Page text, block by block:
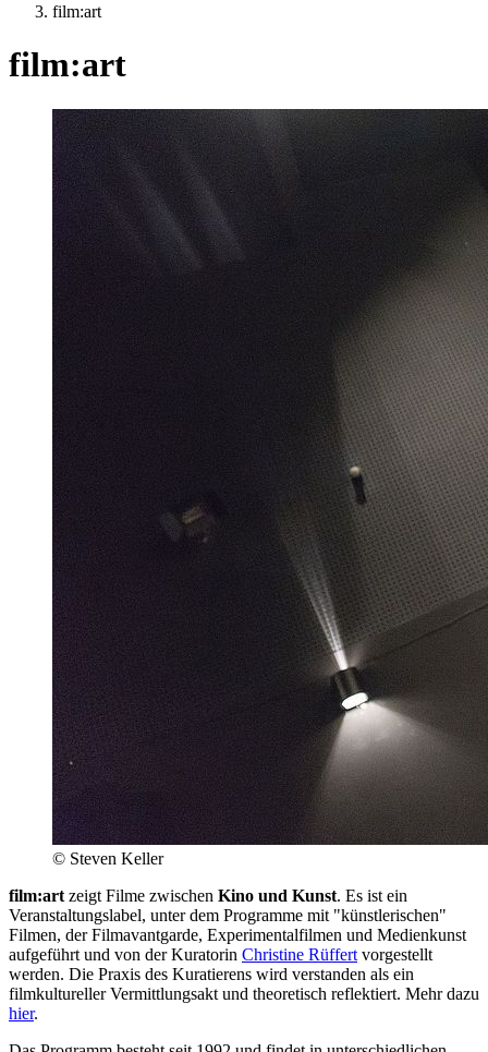
film:art
film:art
© Steven Keller
film:art zeigt Filme zwischen Kino und Kunst. Es ist ein
Veranstaltungslabel, unter dem Programme mit "künstlerischen"
Filmen, der Filmavantgarde, Experimentalfilmen und Medienkunst
aufgeführt und von der Kuratorin Christine Rüffert vorgestellt
werden. Die Praxis des Kuratierens wird verstanden als ein
filmkultureller Vermittlungsakt und theoretisch reflektiert. Mehr dazu
hier.